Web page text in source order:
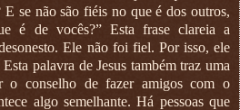
se não são fiéis no que é dos outros,
é de vocês?” Esta frase clareia a
Ele não foi fiel. Por isso, ele
palavra de Jesus também traz uma
o conselho de fazer amigos com o
algo semelhante. Há pessoas que